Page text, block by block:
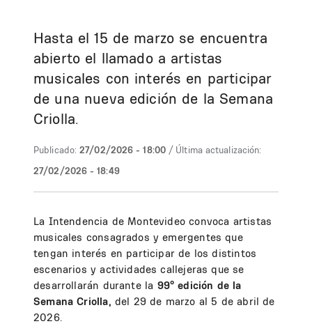
Hasta el 15 de marzo se encuentra
abierto el llamado a artistas
musicales con interés en participar
de una nueva edición de la Semana
Criolla.
Publicado: 27/02/2026 - 18:00 / Última actualización:
27/02/2026 - 18:49
La Intendencia de Montevideo convoca artistas
musicales consagrados y emergentes que
tengan interés en participar de los distintos
escenarios y actividades callejeras que se
desarrollarán durante la 99º edición de la
Semana Criolla, del 29 de marzo al 5 de abril de
2026.